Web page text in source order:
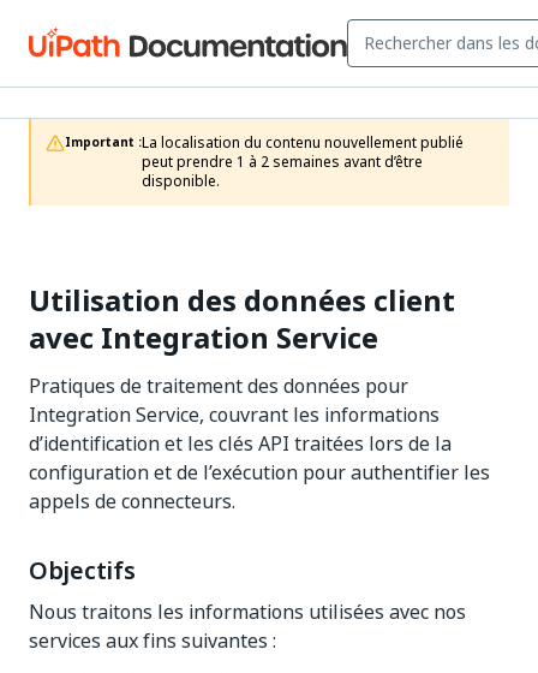
Important :La localisation du contenu nouvellement publié
peut prendre 1 à 2 semaines avant d’être
disponible.
Utilisation des données client
avec Integration Service
Pratiques de traitement des données pour
Integration Service, couvrant les informations
d’identification et les clés API traitées lors de la
configuration et de l’exécution pour authentifier les
appels de connecteurs.
Objectifs
Nous traitons les informations utilisées avec nos
services aux fins suivantes :